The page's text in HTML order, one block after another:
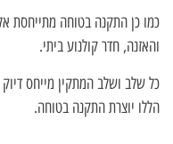
כמו כן התקנה בטוחה מתייחסת
והאזנה, חדר קולנוע ביתי.
כל שלב ושלב המתקין מייחס
הללו יוצרת התקנה בטוחה.